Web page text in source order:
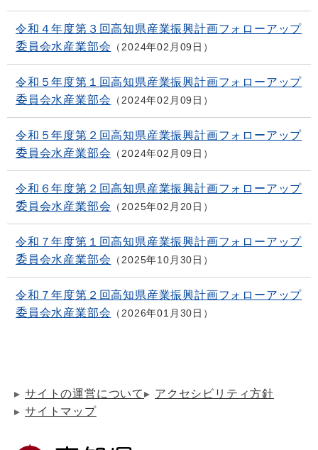
令和４年度第３回高知県産業振興計画フォローアップ
委員会水産業部会
2024年02月09日
令和５年度第１回高知県産業振興計画フォローアップ
委員会水産業部会
2024年02月09日
令和５年度第２回高知県産業振興計画フォローアップ
委員会水産業部会
2024年02月09日
令和６年度第２回高知県産業振興計画フォローアップ
委員会水産業部会
2025年02月20日
令和７年度第１回高知県産業振興計画フォローアップ
委員会水産業部会
2025年10月30日
令和７年度第２回高知県産業振興計画フォローアップ
委員会水産業部会
2026年01月30日
サイトの運営について
アクセシビリティ方針
サイトマップ